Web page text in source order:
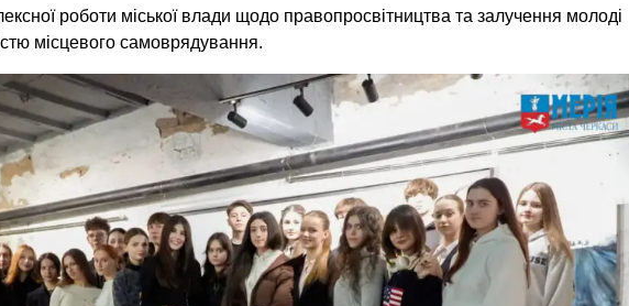
роботи міської влади щодо правопросвітництва та залучення молоді
місцевого самоврядування.